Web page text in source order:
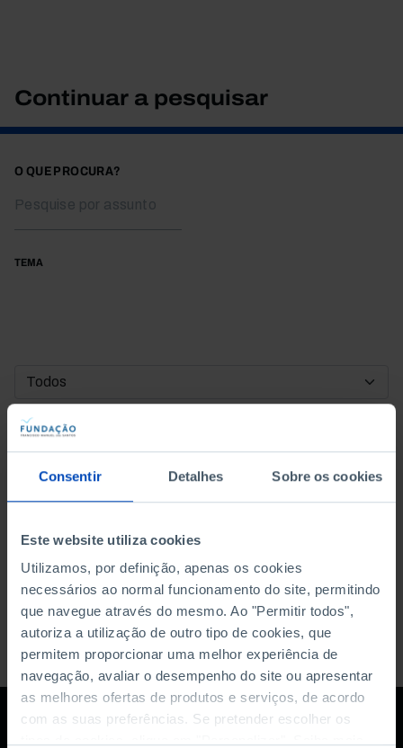
Consentir Detalhes Sobre os cookies
Este website utiliza cookies
Utilizamos, por definição, apenas os cookies
necessários ao normal funcionamento do site, permitindo
que navegue através do mesmo. Ao "Permitir todos",
autoriza a utilização de outro tipo de cookies, que
permitem proporcionar uma melhor experiência de
navegação, avaliar o desempenho do site ou apresentar
as melhores ofertas de produtos e serviços, de acordo
com as suas preferências. Se pretender escolher os
Continuar a pesquisar
O QUE PROCURA?
TEMA
DATA DE INÍCIO
DATA DE FIM